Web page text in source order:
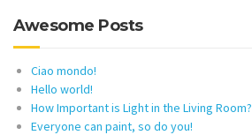
Awesome Posts
Ciao mondo!
Hello world!
How Important is Light in the Living Room?
Everyone can paint, so do you!